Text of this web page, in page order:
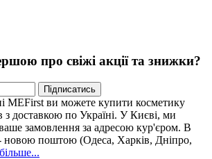
про свіжі акції та знижки?
Підписатись
MEFirst ви можете купити косметику
з доставкою по Україні. У Києві, ми
замовлення за адресою кур'єром. В
- новою поштою (Одеса, Харків, Дніпро,